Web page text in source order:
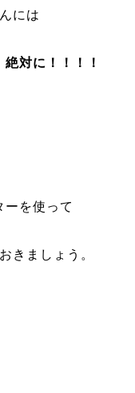
には
対に！！！！
ーを使って
きましょう。